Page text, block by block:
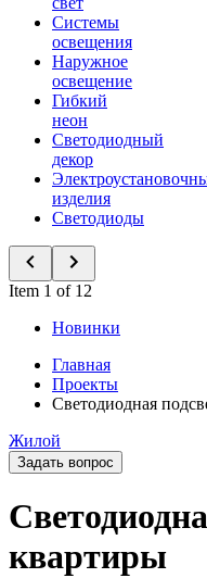
Системы
освещения
Наружное
освещение
Гибкий
неон
Светодиодный
декор
изделия
Светодиоды
Item 1 of 12
Новинки
Главная
Проекты
Светодиодная
Жилой
Задать вопрос
квартиры